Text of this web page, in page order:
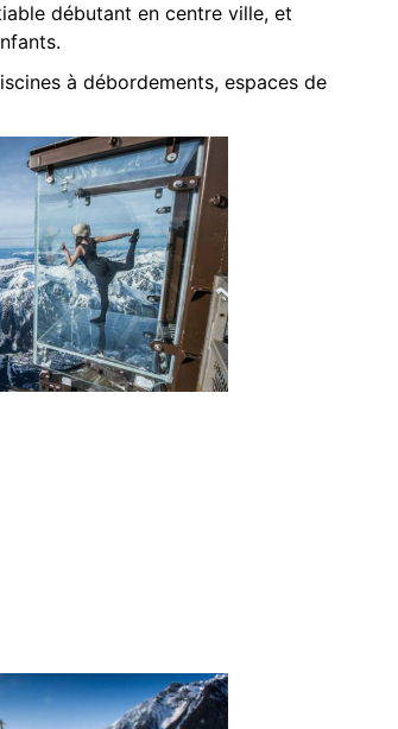
débutant en centre ville, et
à débordements, espaces de